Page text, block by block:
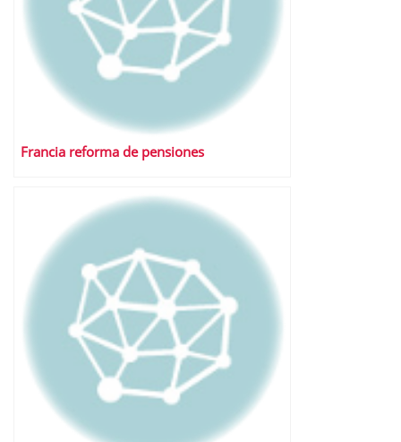
Francia reforma de pensiones